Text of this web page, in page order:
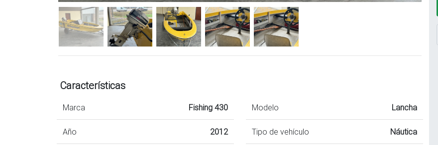
Características
Marca Fishing 430
Año 2012
Modelo Lancha
Tipo de vehículo Náutica